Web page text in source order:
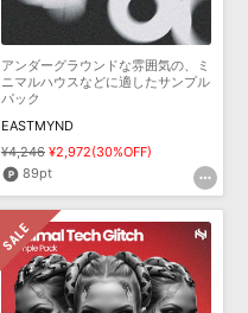
アンダーグラウンドな雰囲気の、ミ
ニマルハウスなどに適したサンプル
パック
EASTMYND
¥4,246 ¥2,972(30%OFF)
89pt